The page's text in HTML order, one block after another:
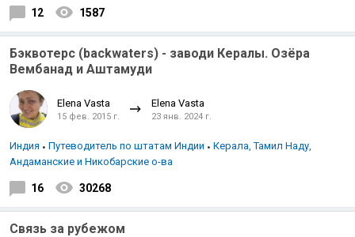
12 1587
Бэквотерс (backwaters) - заводи Кералы. Озёра
Вембанад и Аштамуди
Elena Vasta
15 фев. 2015 г.
Elena Vasta
23 янв. 2024 г.
Индия Путеводитель по штатам Индии
Керала, Тамил Наду,
Андаманские и Никобарские о-ва
16 30268
Связь за рубежом